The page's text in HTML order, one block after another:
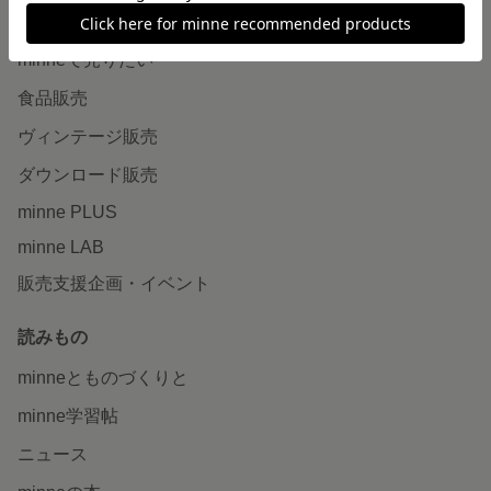
作品販売について
minneで売りたい
食品販売
ヴィンテージ販売
ダウンロード販売
minne PLUS
minne LAB
販売支援企画・イベント
読みもの
minneとものづくりと
minne学習帖
ニュース